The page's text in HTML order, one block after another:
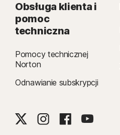
Obsługa klienta i
pomoc
techniczna
Pomocy technicznej
Norton
Odnawianie subskrypcji